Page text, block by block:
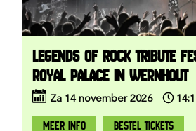
LEGENDS OF ROCK TRIBUTE
ROYAL PALACE IN WERNHOUT
Za 14 november 2026
MEER INFO BESTEL TICKETS